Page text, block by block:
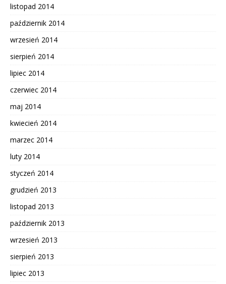
listopad 2014
październik 2014
wrzesień 2014
sierpień 2014
lipiec 2014
czerwiec 2014
maj 2014
kwiecień 2014
marzec 2014
luty 2014
styczeń 2014
grudzień 2013
listopad 2013
październik 2013
wrzesień 2013
sierpień 2013
lipiec 2013